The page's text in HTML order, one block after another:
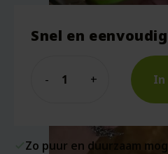
Snel en
In
Zo puur en duurzaam